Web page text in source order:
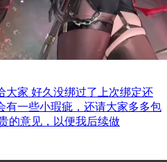
大家 好久没绑过了上次绑定还
有一些小瑕疵，还请大家多多包
的意见，以便我后续做